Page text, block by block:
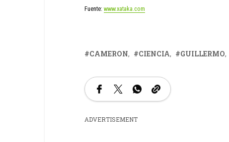
Fuente: www.xataka.com
CAMERON CIENCIA GUILLERMO
ADVERTISEMENT